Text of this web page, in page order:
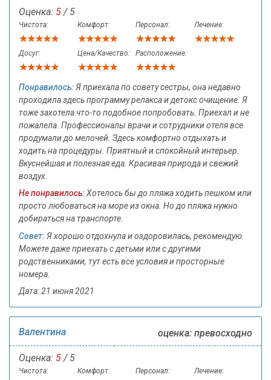
Оценка: 5 / 5
Чистота: Комфорт: Персонал: Лечение:
Досуг: Цена/Качество: Расположение:
Понравилось: Я приехала по совету сестры, она недавно
проходила здесь программу релакса и детокс очищение. Я
тоже захотела что-то подобное попробовать. Приехал и не
пожалела. Профессионалы врачи и сотрудники отеля все
продумали до мелочей. Здесь комфортно отдыхать и
ходить на процедуры. Приятный и спокойный интерьер.
Вкуснейшая и полезная еда. Красивая природа и свежий
воздух.
Не понравилось: Хотелось бы до пляжа ходить пешком или
просто любоваться на море из окна. Но до пляжа нужно
добираться на транспорте.
Совет: Я хорошо отдохнула и оздоровилась, рекомендую.
Можете даже приехать с детьми или с другими
родственниками, тут есть все условия и просторные
номера.
Дата: 21 июня 2021
Валентина оценка: превосходно
Оценка: 5 / 5
Чистота: Комфорт: Персонал: Лечение: